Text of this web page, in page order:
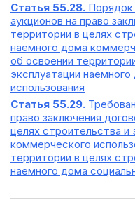
Статья 55.28. Порядок
аукционов на право
территории в целях
наемного дома
об освоении
эксплуатации
использования
Статья 55.29.
право заключения
целях строительства и
коммерческого
территории в целях
наемного дома